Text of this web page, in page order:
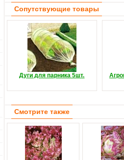
Сопутствующие товары
Дуги для парника 5шт.
Смотрите также